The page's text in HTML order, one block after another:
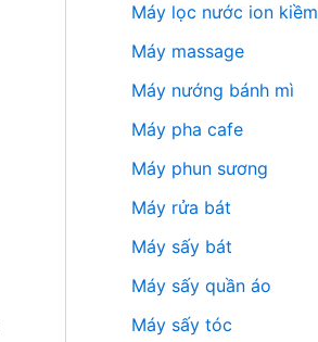
Máy lọc nước ion kiềm
Máy massage
Máy nướng bánh mì
Máy pha cafe
Máy phun sương
Máy rửa bát
Máy sấy bát
Máy sấy quần áo
Máy sấy tóc